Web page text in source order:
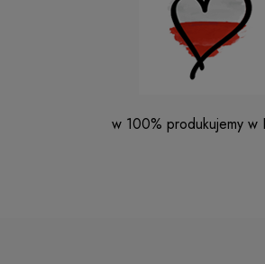
w 100% produkujemy w